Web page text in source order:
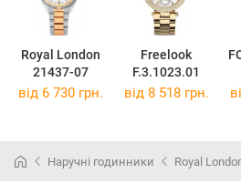
Royal London
21437-07
Freelook
F.3.1023.01
від 6 730 грн. від 8 518 грн.
Наручні годинники Royal